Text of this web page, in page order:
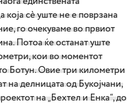
која сè уште не е поврзана
го очекуваме во првиот
Потоа ќе останат уште
кои во моментот
Ботун. Овие три километри
на делницата од Букојчани,
на „Бехтел и Енка“, до